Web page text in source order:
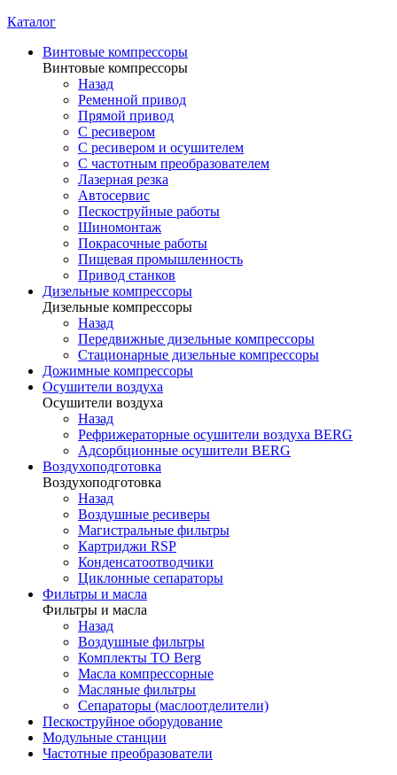
Каталог
Винтовые компрессоры
Винтовые компрессоры
Назад
Ременной привод
Прямой привод
С ресивером
С ресивером и осушителем
С частотным преобразователем
Лазерная резка
Автосервис
Пескоструйные работы
Шиномонтаж
Покрасочные работы
Пищевая промышленность
Привод станков
Дизельные компрессоры
Дизельные компрессоры
Назад
Передвижные дизельные компрессоры
Стационарные дизельные компрессоры
Дожимные компрессоры
Осушители воздуха
Осушители воздуха
Назад
Рефрижераторные осушители воздуха BERG
Адсорбционные осушители BERG
Воздухоподготовка
Воздухоподготовка
Назад
Воздушные ресиверы
Магистральные фильтры
Картриджи RSP
Конденсатоотводчики
Циклонные сепараторы
Фильтры и масла
Фильтры и масла
Назад
Воздушные фильтры
Комплекты ТО Berg
Масла компрессорные
Масляные фильтры
Сепараторы (маслоотделители)
Пескоструйное оборудование
Модульные станции
Частотные преобразователи